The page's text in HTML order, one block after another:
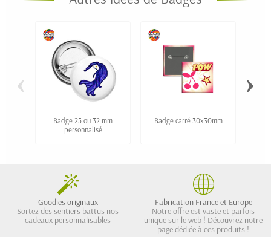
Badge 25 ou 32 mm
personnalisé
Badge carré 30x30mm
‹ ›
Goodies originaux
Sortez des sentiers battus nos
cadeaux personnalisables
Fabrication France et Europe
Notre offre est vaste et parfois
unique sur le web ! Découvrez notre
page dédiée à ces produits !